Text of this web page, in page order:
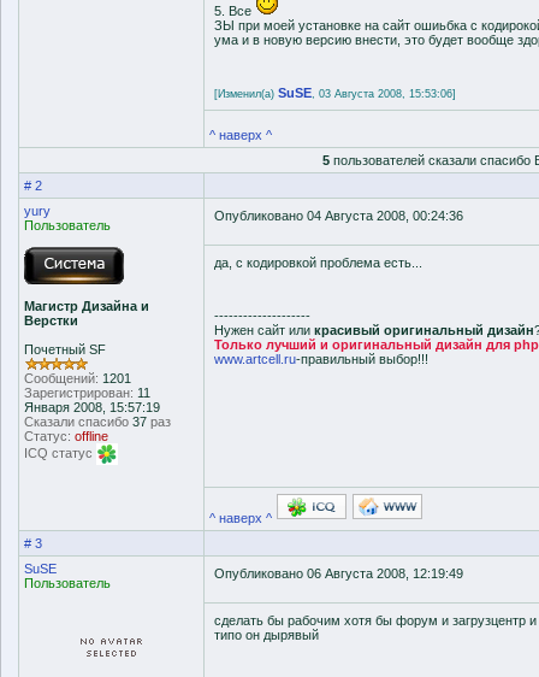
5. Все
ЗЫ при моей установке на сайт ошиьбка с
ума и в новую версию внести, это будет вообще
[Изменил(а) SuSE, 03 Августа 2008, 15:53:06]
^ наверх ^
5пользователей сказали спасибо
# 2
yury
Пользователь
Магистр Дизайна и
Верстки
Почетный SF
Сообщений: 1201
Зарегистрирован: 11
Января 2008, 15:57:19
Сказали спасибо 37 раз
Статус: offline
ICQ статус
Опубликовано 04 Августа 2008, 00:24:36
да, с кодировкой проблема есть...
--------------------
Нужен сайт или красивый оригинальный дизайн
Только лучший и оригинальный дизайн для
www.artcell.ru-правильный выбор!!!
^ наверх ^
# 3
SuSE
Пользователь
Опубликовано 06 Августа 2008, 12:19:49
сделать бы рабочим хотя бы форум и загрузцентр
типо он дырявый